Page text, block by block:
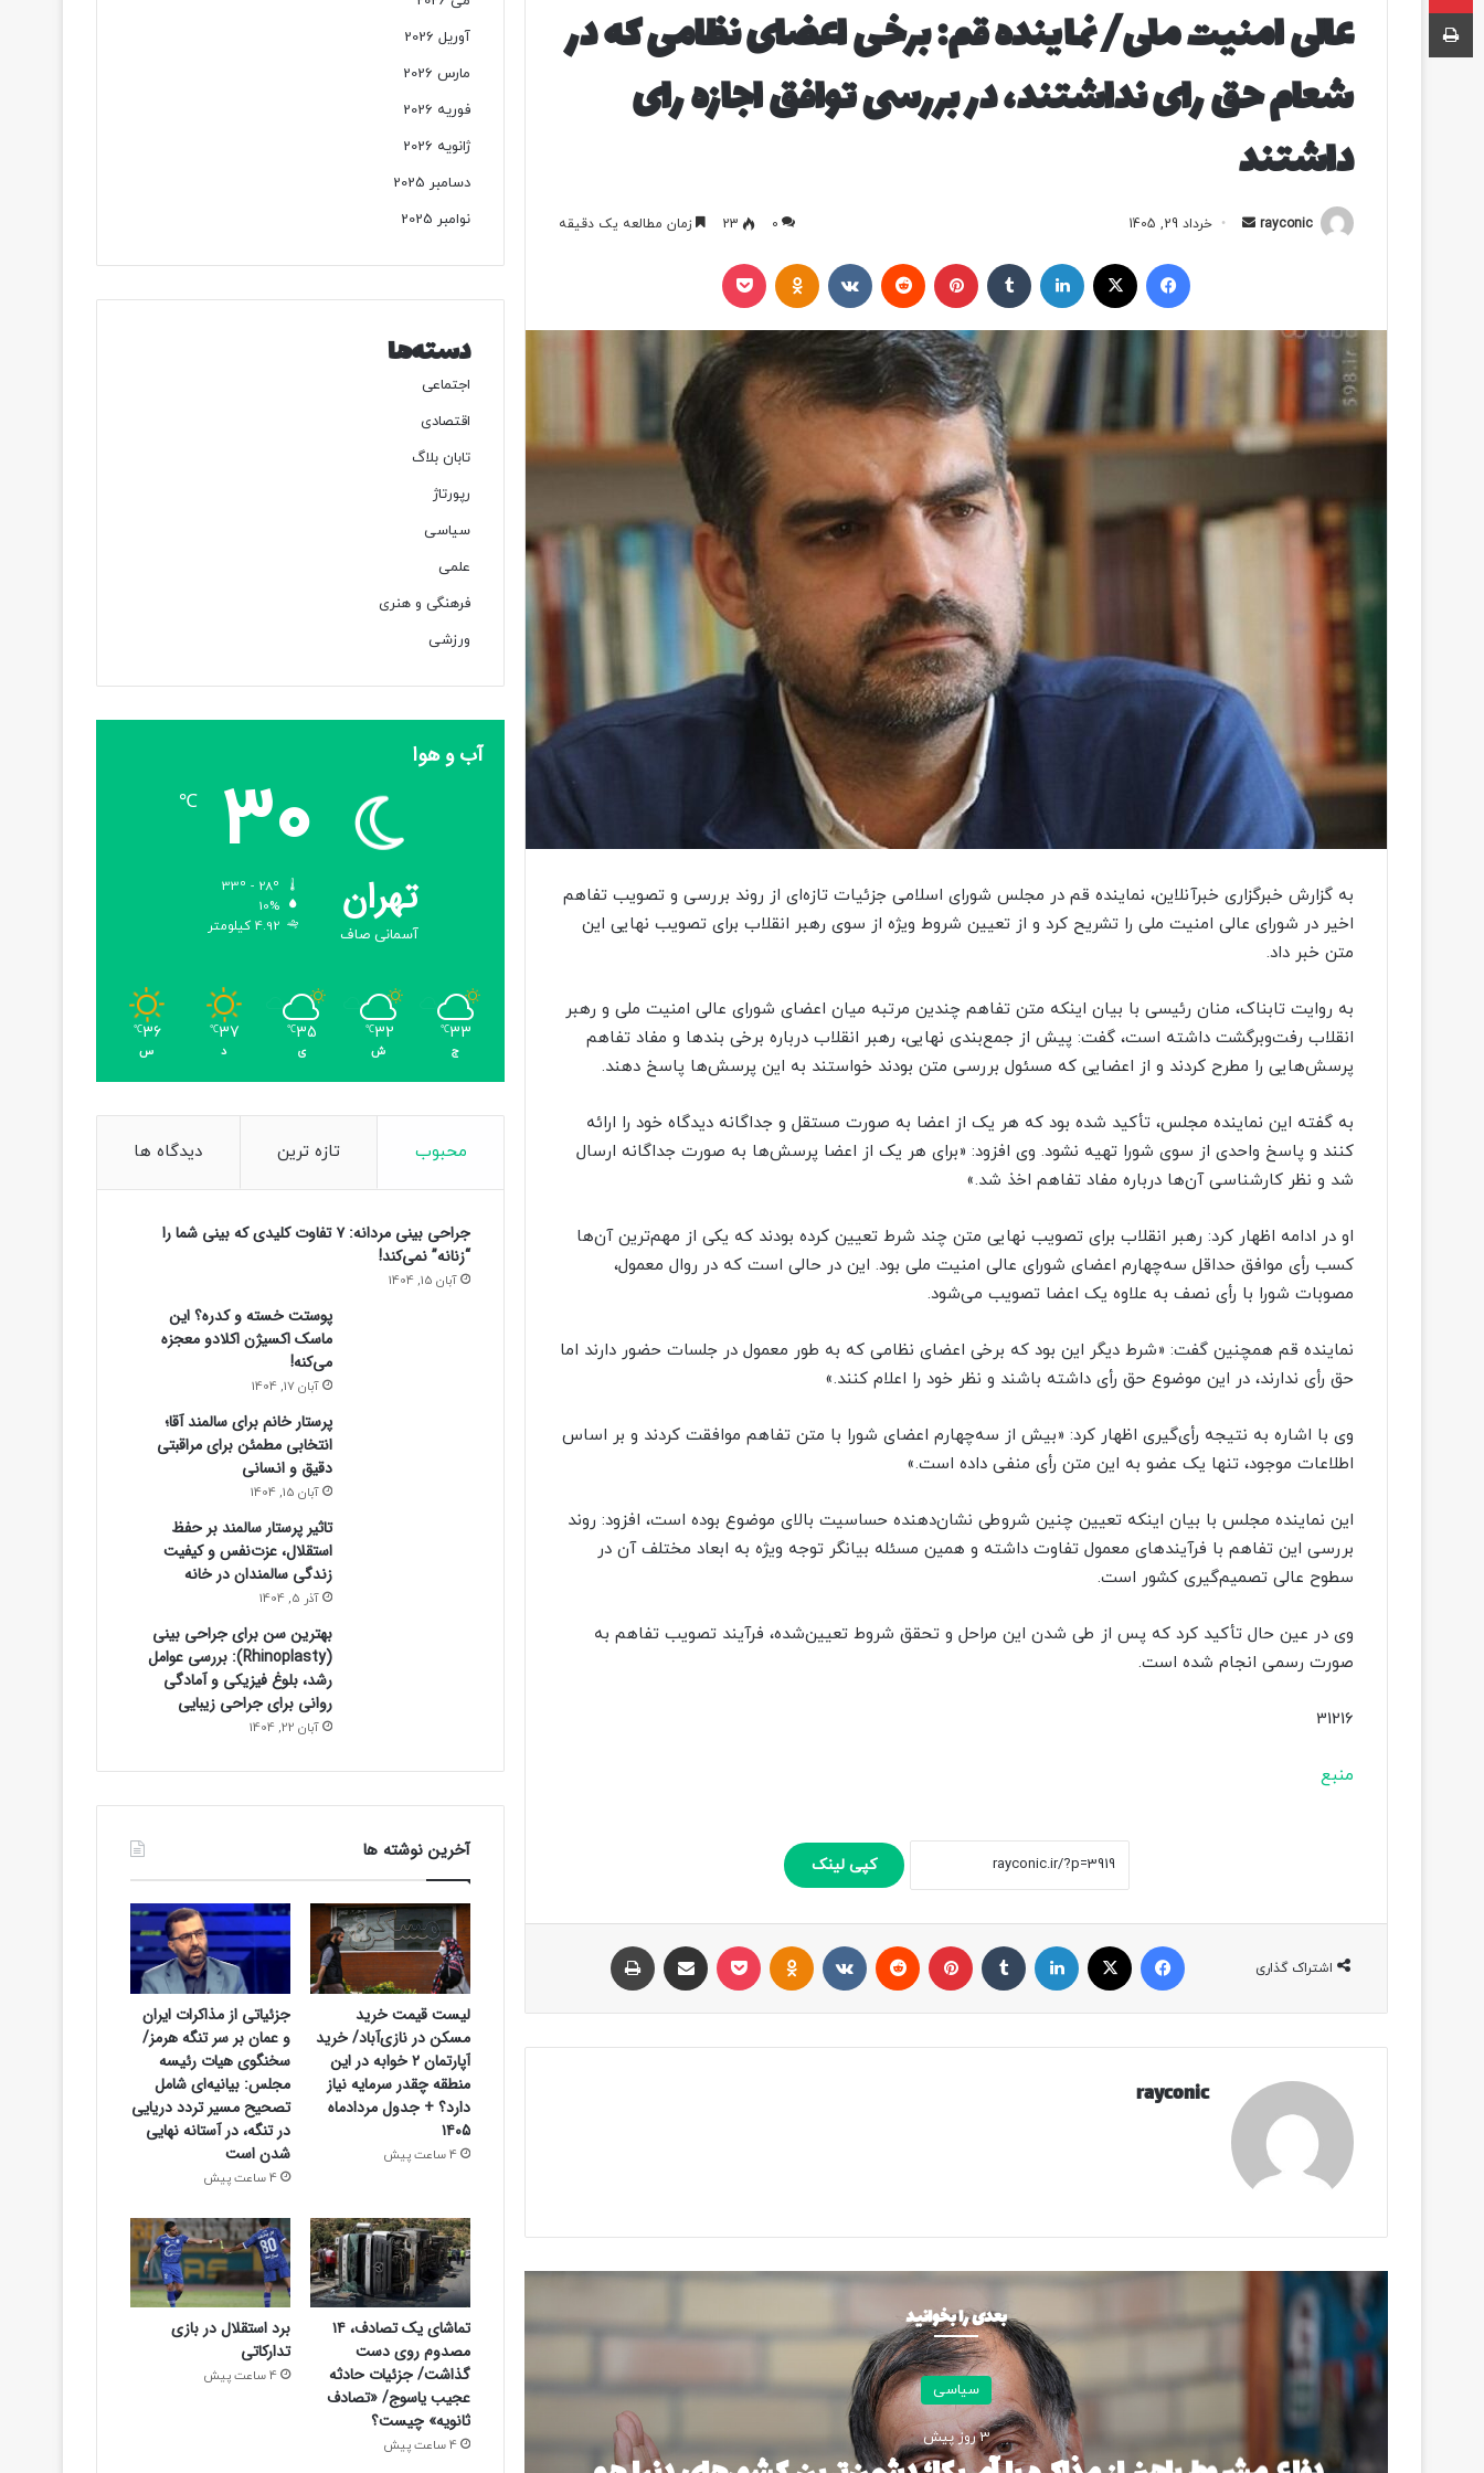
عالی امنیت ملی/ نماینده قم: برخی اعضای نظامی که در
شعام حق رای نداشتند، در بررسی توافق اجازه رای
داشتند
rayconic
ل
ی
ل
خرداد 29, 1405 0
23 زمان مطالعه یک دقیقه
ایکس
به گزارش خبرگزاری خبرآنلاین، نماینده قم در مجلس شورای اسلامی جزئیات تازه‌ای از روند بررسی و تصویب تفاهم
اخیر در شورای عالی امنیت ملی را تشریح کرد و از تعیین شروط ویژه از سوی رهبر انقلاب برای تصویب نهایی این
متن خبر داد.
به روایت تابناک، منان رئیسی با بیان اینکه متن تفاهم چندین مرتبه میان اعضای شورای عالی امنیت ملی و رهبر
انقلاب رفت‌وبرگشت داشته است، گفت: پیش از جمع‌بندی نهایی، رهبر انقلاب درباره برخی بندها و مفاد تفاهم
پرسش‌هایی را مطرح کردند و از اعضایی که مسئول بررسی متن بودند خواستند به این پرسش‌ها پاسخ دهند.
به گفته این نماینده مجلس، تأکید شده بود که هر یک از اعضا به صورت مستقل و جداگانه دیدگاه خود را ارائه
کنند و پاسخ واحدی از سوی شورا تهیه نشود. وی افزود: «برای هر یک از اعضا پرسش‌ها به صورت جداگانه ارسال
شد و نظر کارشناسی آن‌ها درباره مفاد تفاهم اخذ شد.»
او در ادامه اظهار کرد: رهبر انقلاب برای تصویب نهایی متن چند شرط تعیین کرده بودند که یکی از مهم‌ترین آن‌ها
کسب رأی موافق حداقل سه‌چهارم اعضای شورای عالی امنیت ملی بود. این در حالی است که در روال معمول،
مصوبات شورا با رأی نصف به علاوه یک اعضا تصویب می‌شود.
نماینده قم همچنین گفت: «شرط دیگر این بود که برخی اعضای نظامی که به طور معمول در جلسات حضور دارند اما
حق رأی ندارند، در این موضوع حق رأی داشته باشند و نظر خود را اعلام کنند.»
وی با اشاره به نتیجه رأی‌گیری اظهار کرد: «بیش از سه‌چهارم اعضای شورا با متن تفاهم موافقت کردند و بر اساس
اطلاعات موجود، تنها یک عضو به این متن رأی منفی داده است.»
این نماینده مجلس با بیان اینکه تعیین چنین شروطی نشان‌دهنده حساسیت بالای موضوع بوده است، افزود: روند
بررسی این تفاهم با فرآیندهای معمول تفاوت داشته و همین مسئله بیانگر توجه ویژه به ابعاد مختلف آن در
سطوح عالی تصمیم‌گیری کشور است.
وی در عین حال تأکید کرد که پس از طی شدن این مراحل و تحقق شروط تعیین‌شده، فرآیند تصویب تفاهم به
صورت رسمی انجام شده است.
31216
منبع
کپی لینک
اشتراک گذاری
ایکس
rayconic
بعدی را بخوانید
سیاسی
4 روز پیش
آوریل 2026
مارس 2026
فوریه 2026
ژانویه 2026
دسامبر 2025
نوامبر 2025
دسته‌ها
اجتماعی
اقتصادی
تابان بلاگ
رپورتاژ
سیاسی
علمی
فرهنگی و هنری
ورزشی
آب و هوا
تهران
آسمانی صاف
30
℃
10%
4.92 کیلومتر
33
℃
ج
32
℃
ش
35
℃
ی
37
℃
د
36
℃
س
محبوب تازه ترین دیدگاه ها
جراحی بینی مردانه: ۷ تفاوت کلیدی که بینی شما را
“زنانه” نمی‌کند!
آبان 15, 1404
پوستت خسته و کدره؟ این
ماسک اکسیژن اکلادو معجزه
می‌کنه!
آبان 17, 1404
پرستار خانم برای سالمند آقا؛
انتخابی مطمئن برای مراقبتی
دقیق و انسانی
آبان 15, 1404
تاثیر پرستار سالمند بر حفظ
استقلال، عزت‌نفس و کیفیت
زندگی سالمندان در خانه
آذر 5, 1404
بهترین سن برای جراحی بینی
(Rhinoplasty): بررسی عوامل
رشد، بلوغ فیزیکی و آمادگی
روانی برای جراحی زیبایی
آبان 22, 1404
آخرین نوشته ها
لیست قیمت خرید
مسکن در نازی‌آباد/ خرید
آپارتمان ۲ خوابه در این
منطقه چقدر سرمایه نیاز
دارد؟ + جدول مردادماه
۱۴۰۵
4 ساعت پیش
جزئیاتی از مذاکرات ایران
و عمان بر سر تنگه هرمز/
سخنگوی هیات رئیسه
مجلس: بیانیه‌ای شامل
تصحیح مسیر تردد دریایی
در تنگه، در آستانه نهایی
شدن است
4 ساعت پیش
تماشای یک تصادف، ۱۴
مصدوم روی دست
گذاشت/ جزئیات حادثه
عجیب یاسوج/ «تصادف
ثانویه» چیست؟
4 ساعت پیش
برد استقلال در بازی
تدارکاتی
4 ساعت پیش